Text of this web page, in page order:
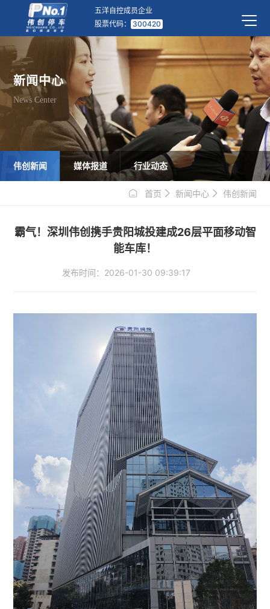
五洋自控成员企业
股票代码：
300420
新闻中心
News Center
伟创新闻 媒体报道 行业动态
首页 新闻中心 伟创新闻
霸气！深圳伟创携手贵阳城投建成26层平面移动智
能车库！
发布时间： 2026-01-30 09:39:17